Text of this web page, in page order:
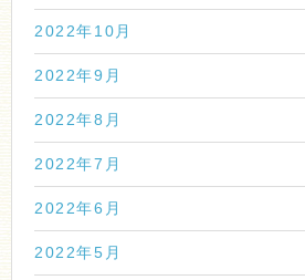
2022年10月
2022年9月
2022年8月
2022年7月
2022年6月
2022年5月